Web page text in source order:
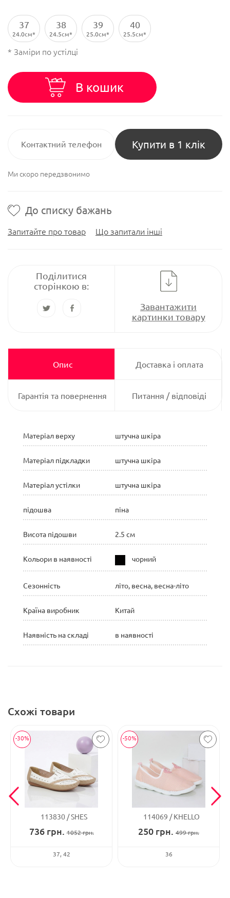
37
24.0см
38
24.5см
39
25.0см
40
25.5см
* Заміри по устілці
В кошик
Купити в 1 клік
Ми скоро передзвонимо
До списку бажань
Запитайте про товар Що запитали інші
Поділитися
сторінкою в:
Завантажити
картинки товару
Опис Доставка і оплата
Гарантія та повернення Питання / відповіді
Матеріал верху штучна шкіра
Матеріал підкладки штучна шкіра
Матеріал устілки штучна шкіра
підошва піна
Висота підошви 2.5 см
Кольори в наявності чорний
Сезонність літо, весна, весна-літо
Країна виробник Китай
Наявність на складі в наявності
Схожі товари
-30%
113830 SHES
736грн. 1052грн.
37 42
-50%
114069 KHELLO
250 грн. 499грн.
36